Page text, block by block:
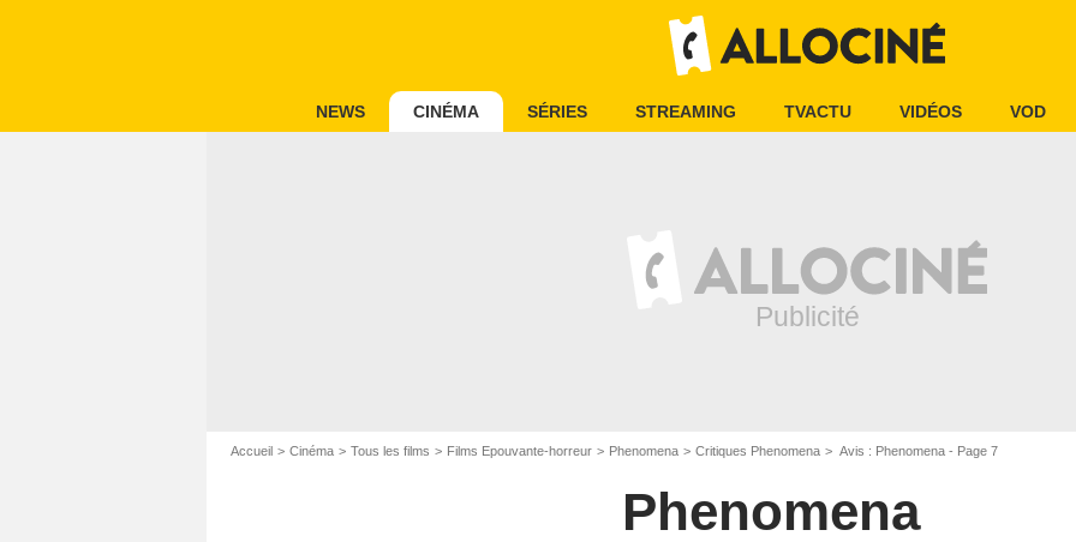
NEWS CINÉMA SÉRIES STREAMING TVACTU VIDÉOS VOD
Accueil Cinéma Tous les films Films Epouvante-horreur Phenomena Critiques Phenomena Avis : Phenomena - Page 7
Phenomena